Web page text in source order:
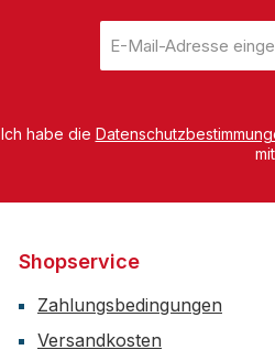
Mail-
Adresse
Ich habe die
Shopservice
Zahlungsbedingungen
Versandkosten